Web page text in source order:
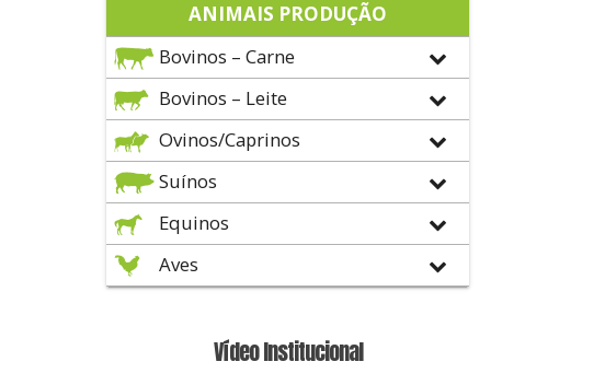
ANIMAIS PRODUÇÃO
Bovinos – Carne
Bovinos – Leite
Ovinos/Caprinos
Suínos
Equinos
Aves
Vídeo Institucional